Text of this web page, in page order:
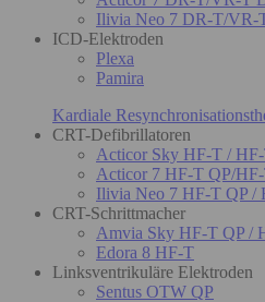
Ilivia Neo 7 DR-T/
ICD-Elektroden
Plexa
Pamira
Kardiale
CRT-Defibrillatoren
Acticor Sky HF-T /
Acticor 7 HF-T QP/
Ilivia Neo 7 HF-T QP /
CRT-Schrittmacher
Amvia Sky HF-T QP /
Edora 8 HF-T
Linksventrikuläre Elektroden
Sentus OTW QP